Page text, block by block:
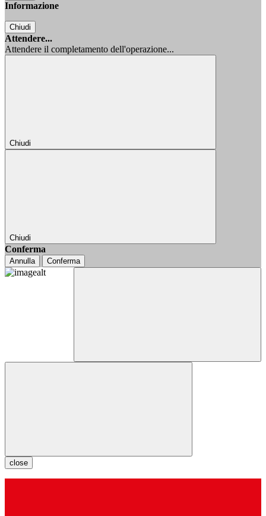
Informazione
Chiudi
Attendere...
Attendere il completamento dell'operazione...
Chiudi
Chiudi
Conferma
Annulla Conferma
close